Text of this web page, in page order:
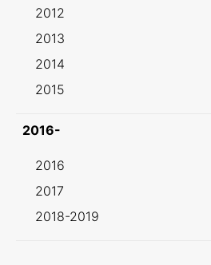
2012
2013
2014
2015
2016-
2016
2017
2018-2019